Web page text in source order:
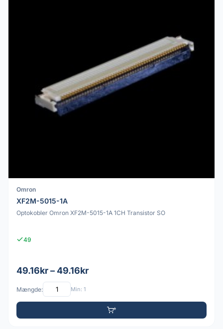
Omron
XF2M-5015-1A
Optokobler Omron XF2M-5015-1A 1CH Transistor SO
49
49.16kr – 49.16kr
Mængde: Min: 1